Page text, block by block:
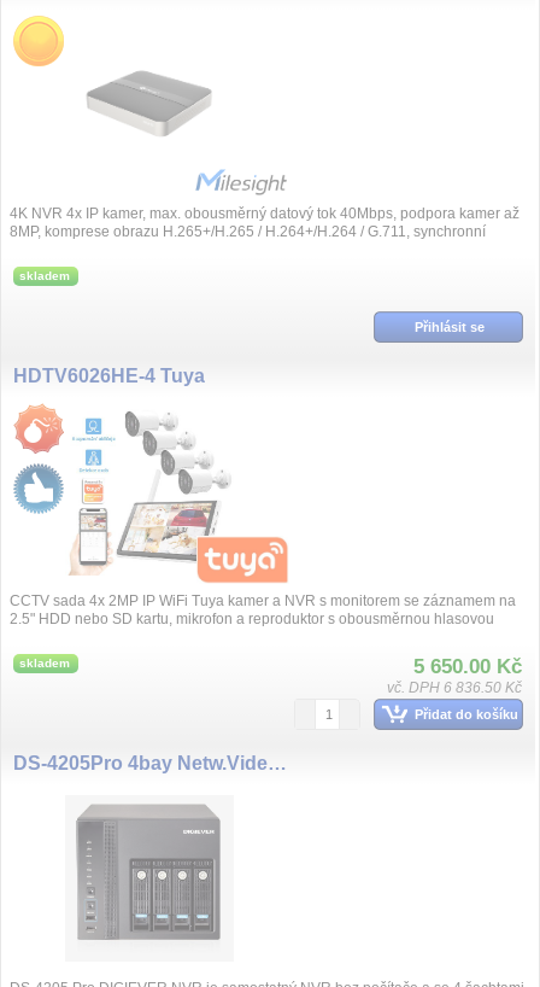
4K NVR 4x IP kamer, max. obousměrný datový tok 40Mbps, podpora kamer až
8MP, komprese obrazu H.265+/H.265 / H.264+/H.264 / G.711, synchronní
skladem
Přihlásit se
HDTV6026HE-4 Tuya
CCTV sada 4x 2MP IP WiFi Tuya kamer a NVR s monitorem se záznamem na
2.5" HDD nebo SD kartu, mikrofon a reproduktor s obousměrnou hlasovou
skladem 5 650.00 Kč
vč. DPH 6 836.50 Kč
Přidat do košíku
DS-4205Pro 4bay Netw.Video 5ch